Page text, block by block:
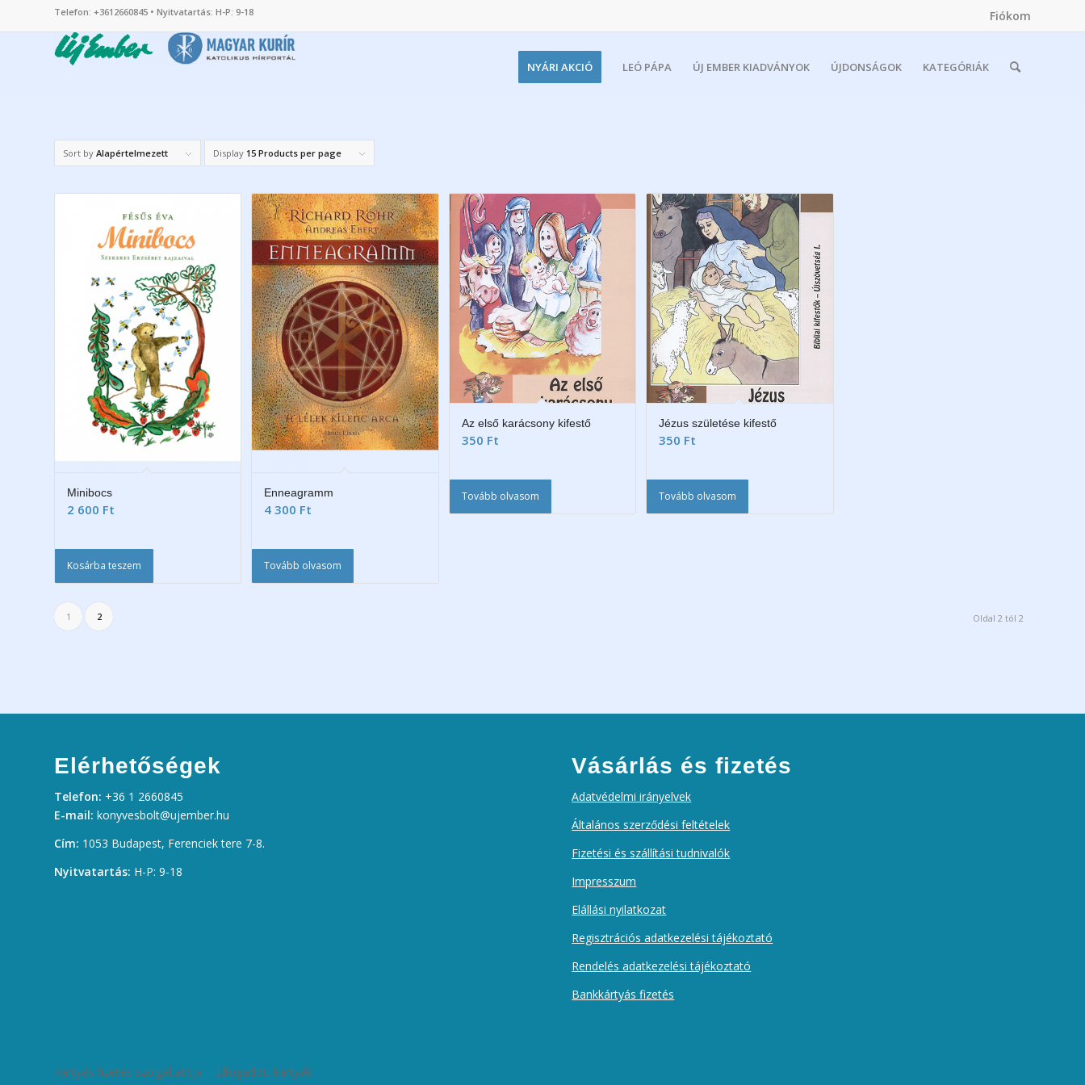
Fiókom
Telefon: +3612660845 • Nyitvatartás: H-P: 9-18
NYÁRI AKCIÓ LEÓ PÁPA ÚJ EMBER KIADVÁNYOK ÚJDONSÁGOK KATEGÓRIÁK
Sort by Alapértelmezett Display 15 Products per page
Minibocs
2 600 Ft
Kosárba teszem
Enneagramm
4 300 Ft
Tovább olvasom
Az első karácsony kifestő
350 Ft
Tovább olvasom
Jézus születése kifestő
350 Ft
Tovább olvasom
Oldal 2 tól 2
1 2
Elérhetőségek
Telefon: +36 1 2660845
E-mail: konyvesbolt@ujember.hu
Cím: 1053 Budapest, Ferenciek tere 7-8.
Nyitvatartás: H-P: 9-18
Vásárlás és fizetés
Adatvédelmi irányelvek
Általános szerződési feltételek
Fizetési és szállítási tudnivalók
Impresszum
Elállási nyilatkozat
Regisztrációs adatkezelési tájékoztató
Rendelés adatkezelési tájékoztató
Bankkártyás fizetés
Kártyás fizetés szolgáltatója – Elfogadott kártyák